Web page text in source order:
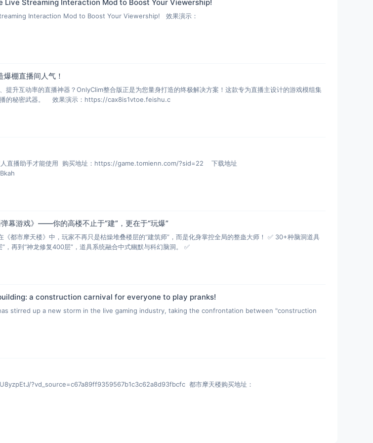
Streaming Interaction Mod to Boost Your Viewership!
Interaction Mod to Boost Your Viewership! 效果演示：
棚直播间人气！
提升互动率的直播神器？OnlyClim整合版正是为您量身打造的终极解决方案！这款专为直播主设计的游戏模组集
播的秘密武器。 效果演示：https://cax8is1vtoe.feishu.c
直播助手才能使用 购买地址：https://game.tomienn.com/?sid=22 下载地址
幕游戏》——你的高楼不止于“建”，更在于“玩爆”​
都市摩天楼》中，玩家不再只是枯燥堆叠楼层的“建筑师”，而是化身掌控全局的整蛊大师​！ ✅ ​30+种脑洞道具​
，再到“神龙修复400层”，道具系统融合中式幽默与科幻脑洞。 ✅
a construction carnival for everyone to play pranks!
stirred up a new storm in the live gaming industry, taking the confrontation between "construction
?vd_source=c67a89ff9359567b1c3c62a8d93fbcfc 都市摩天楼购买地址：